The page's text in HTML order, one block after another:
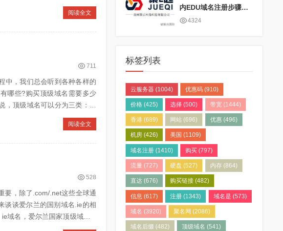
阅读全文
711
，我们总会听到各种各样的
哪些?购买顶级域名需要多少
级域名可以分为三类：一
阅读全文
528
，除了.com/.net这些全球通
谈谈爱尔兰的国别域名.ie的相
，爱尔兰国家顶级域名(c
内EDU域名注册步骤和
要求详解
4324
标签列表
云服务器 (1004) 优惠码 (910)
价格 (425) 选择 (500) 带宽(1444)
香港 (689) 网站 (696) 优惠(496)
机房 (426) 美国 (1109)
域名注册 (1410) 购买 (797)
流量 (727) 硬盘 (527) 内存(864)
直达 (676) 购买链接 (482)
信息 (617) 注册 (1343) 域名是 (573)
域名 (3920) 聚名网 (2086)
域名后缀 (482) 顶级域名 (541)